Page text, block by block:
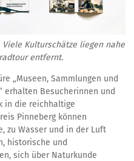
Kulturschätze liegen nahe
entfernt.
„Museen, Sammlungen und
erhalten Besucherinnen und
in die reichhaltige
Pinneberg können
zu Wasser und in der Luft
historische und
sich über Naturkunde